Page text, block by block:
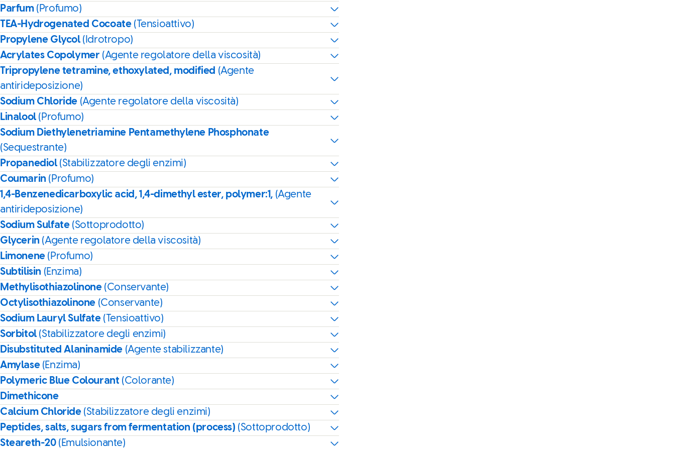
Parfum (Profumo)
TEA-Hydrogenated Cocoate (Tensioattivo)
Propylene Glycol(Idrotropo)
Acrylates Copolymer (Agente regolatore della viscosità)
Tripropylene tetramine, ethoxylated, modified (Agente
antirideposizione)
Sodium Chloride (Agente regolatore della viscosità)
Linalool(Profumo)
Sodium Diethylenetriamine Pentamethylene Phosphonate
(Sequestrante)
Propanediol(Stabilizzatore degli enzimi)
Coumarin (Profumo)
1,4-Benzenedicarboxylic acid, 1,4-dimethyl ester, polymer:1, (Agente
antirideposizione)
Sodium Sulfate (Sottoprodotto)
Glycerin (Agente regolatore della viscosità)
Limonene (Profumo)
Subtilisin (Enzima)
Methylisothiazolinone (Conservante)
Octylisothiazolinone (Conservante)
Sodium Lauryl Sulfate (Tensioattivo)
Sorbitol(Stabilizzatore degli enzimi)
Disubstituted Alaninamide (Agente stabilizzante)
Amylase (Enzima)
Polymeric Blue Colourant (Colorante)
Dimethicone
Calcium Chloride (Stabilizzatore degli enzimi)
Peptides, salts, sugars from fermentation (process) (Sottoprodotto)
Steareth-20 (Emulsionante)